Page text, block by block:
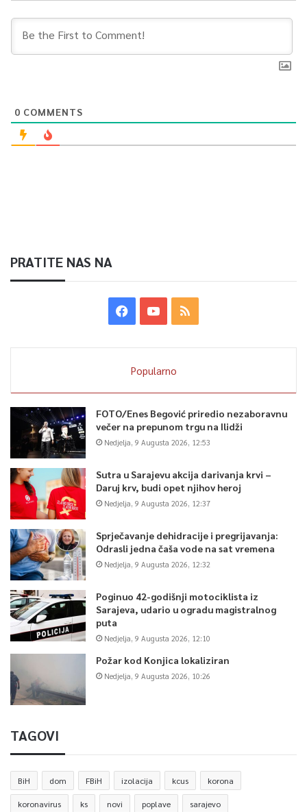
0 COMMENTS
PRATITE NAS NA
Popularno
FOTO/Enes Begović priredio nezaboravnu
večer na prepunom trgu na Ilidži
Nedjelja, 9 Augusta 2026, 12:53
Sutra u Sarajevu akcija darivanja krvi –
Daruj krv, budi opet njihov heroj
Nedjelja, 9 Augusta 2026, 12:37
Sprječavanje dehidracije i pregrijavanja:
Odrasli jedna čaša vode na sat vremena
Nedjelja, 9 Augusta 2026, 12:32
Poginuo 42-godišnji motociklista iz
Sarajeva, udario u ogradu magistralnog
puta
Nedjelja, 9 Augusta 2026, 12:10
Požar kod Konjica lokaliziran
Nedjelja, 9 Augusta 2026, 10:26
TAGOVI
BiH dom FBiH izolacija kcus korona
koronavirus ks novi poplave sarajevo